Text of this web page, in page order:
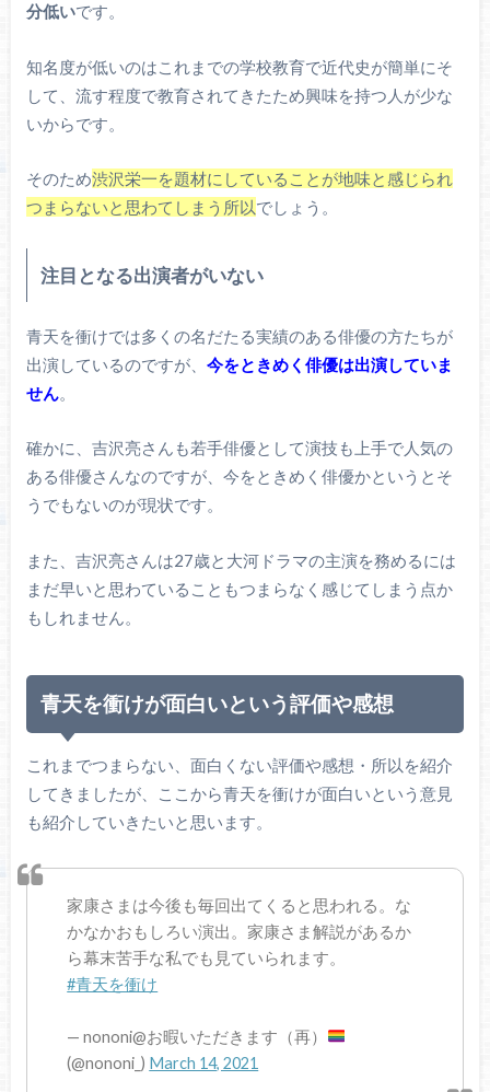
分低いです。
知名度が低いのはこれまでの学校教育で近代史が簡単にそ
して、流す程度で教育されてきたため興味を持つ人が少な
いからです。
そのため渋沢栄一を題材にしていることが地味と感じられ
つまらないと思わてしまう所以でしょう。
注目となる出演者がいない
青天を衝けでは多くの名だたる実績のある俳優の方たちが
出演しているのですが、 今をときめく俳優は出演していま
せん
確かに、吉沢亮さんも若手俳優として演技も上手で人気の
ある俳優さんなのですが、今をときめく俳優かというとそ
うでもないのが現状です。
また、吉沢亮さんは27歳と大河ドラマの主演を務めるには
まだ早いと思わていることもつまらなく感じてしまう点か
もしれません。
青天を衝けが面白いという評価や感想
これまでつまらない、面白くない評価や感想・所以を紹介
してきましたが、ここから青天を衝けが面白いという意見
も紹介していきたいと思います。
家康さまは今後も毎回出てくると思われる。な
かなかおもしろい演出。家康さま解説があるか
ら幕末苦手な私でも見ていられます。
#青天を衝け
— nononi@お暇いただきます（再）
(@nononi_) March 14, 2021